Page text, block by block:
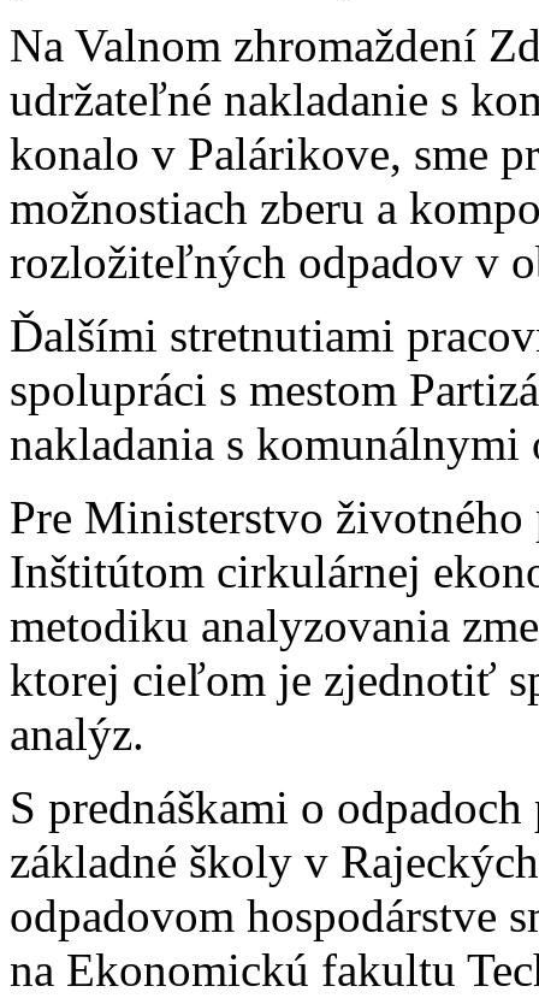
Na Valnom zhromaždení
udržateľné nakladanie s
konalo v Palárikove, sme
možnostiach zberu a
rozložiteľných odpadov v
Ďalšími stretnutiami
spolupráci s mestom
nakladania s
Pre Ministerstvo životného
Inštitútom cirkulárnej
metodiku analyzovania
ktorej cieľom je zjednotiť
analýz.
S prednáškami o
základné školy v
odpadovom hospodárstve
na Ekonomickú fakultu